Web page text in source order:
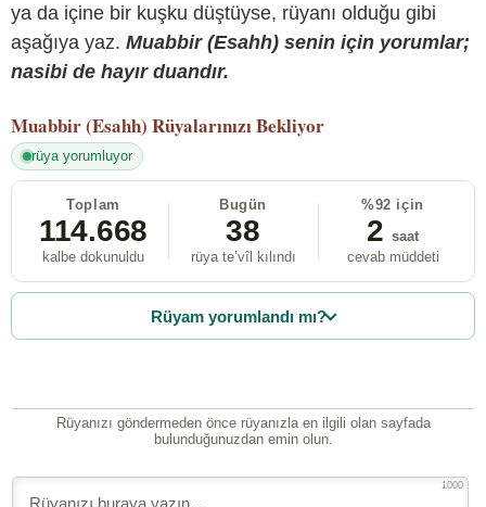
ya da içine bir kuşku düştüyse, rüyanı olduğu gibi
aşağıya yaz. Muabbir (Esahh) senin için yorumlar;
nasibi de hayır duandır.
Muabbir (Esahh) Rüyalarınızı Bekliyor
rüya yorumluyor
Toplam
114.668
kalbe dokunuldu
Bugün
38
rüya te’vîl kılındı
%92 için
2 saat
cevab müddeti
Rüyam yorumlandı mı?
Rüyanızı göndermeden önce rüyanızla en ilgili olan sayfada
bulunduğunuzdan emin olun.
1000